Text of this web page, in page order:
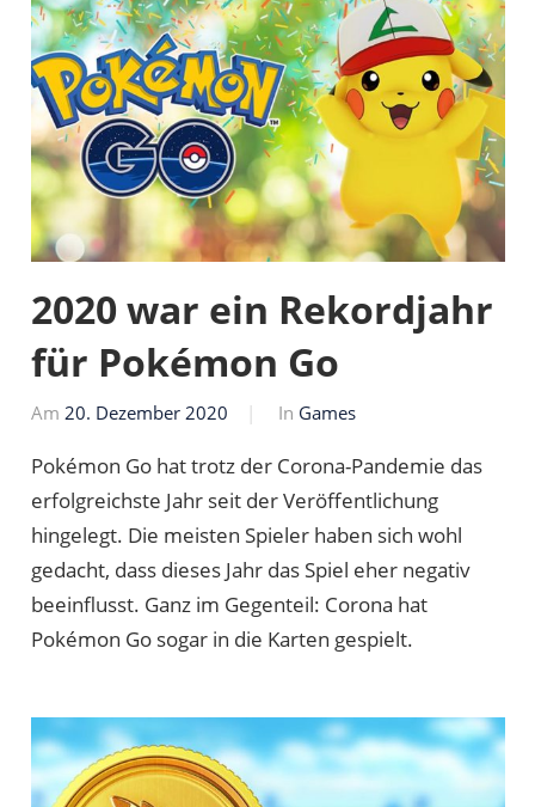
2020 war ein Rekordjahr
für Pokémon Go
Am 20. Dezember 2020
Von
In Games
Pokémon Go hat trotz der Corona-Pandemie das
erfolgreichste Jahr seit der Veröffentlichung
hingelegt. Die meisten Spieler haben sich wohl
gedacht, dass dieses Jahr das Spiel eher negativ
beeinflusst. Ganz im Gegenteil: Corona hat
Pokémon Go sogar in die Karten gespielt.